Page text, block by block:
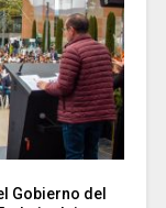
Gobierno del